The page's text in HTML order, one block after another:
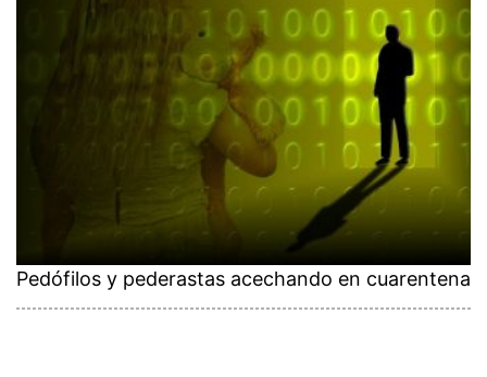
Pedófilos y pederastas acechando en cuarentena